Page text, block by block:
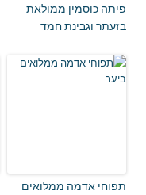
פיתה כוסמין ממולאת
בזעתר וגבינת חמד
תפוחי אדמה ממלואים